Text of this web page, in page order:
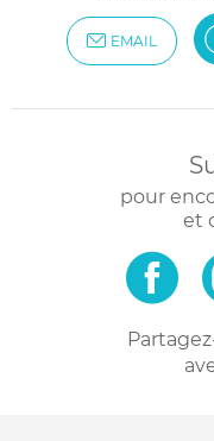
EMAIL
pour
et